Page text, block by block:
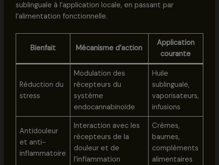
sublinguale à l’application locale, en passant par
l’alimentation fonctionnelle.
Bienfait Mécanisme d’action
Application
courante
Réduction du
stress
Modulation des
récepteurs du
système
endocannabinoïde
Huile
sublinguale,
vaporisateurs,
infusions
Antidouleur
et anti-
inflammatoire
Interaction avec les
récepteurs de la
douleur et de
l’inflammation
Crèmes,
baumes,
compléments
alimentaires